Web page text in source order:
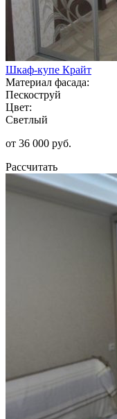
Шкаф-купе Крайт
Материал фасада:
Пескоструй
Цвет:
Светлый
от 36 000 руб.
Рассчитать